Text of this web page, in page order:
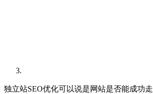
独立站SEO优化可以说是网站是否能成功